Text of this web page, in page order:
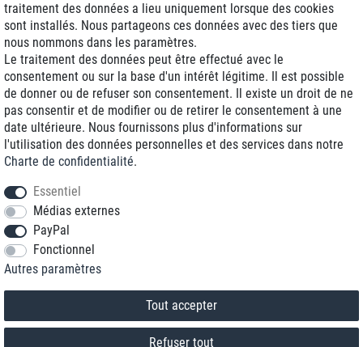
Livraison J+1
Frais d'expédition réduits
Reconditionnée avec garantie
+33 1 70 99 07 94 *
* Vous pouvez nous joindre aux tarifs locaux du lundi au vendredi de 9h à 18h.
traitement des données a lieu uniquement lorsque des cookies
sont installés. Nous partageons ces données avec des tiers que
nous nommons dans les paramètres.
Le traitement des données peut être effectué avec le
consentement ou sur la base d'un intérêt légitime. Il est possible
de donner ou de refuser son consentement. Il existe un droit de ne
pas consentir et de modifier ou de retirer le consentement à une
date ultérieure. Nous fournissons plus d'informations sur
l'utilisation des données personnelles et des services dans notre
Charte de confidentialité.
Essentiel
Médias externes
PayPal
Fonctionnel
Autres paramètres
Tout accepter
Refuser tout